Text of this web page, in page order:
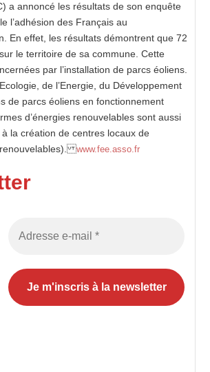
a annoncé les résultats de son enquête
l’adhésion des Français au
En effet, les résultats démontrent que 72
le territoire de sa commune. Cette
par l’installation de parcs éoliens.
de l’Energie, du Développement
de parcs éoliens en fonctionnement
d’énergies renouvelables sont aussi
la création de centres locaux de
renouvelables).www.fee.asso.fr